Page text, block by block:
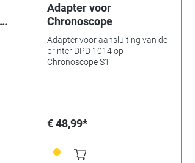
Adapter voor
Chronoscope
Adapter voor aansluiting van de
printer DPD 1014 op
Chronoscope S1
€ 48,99*